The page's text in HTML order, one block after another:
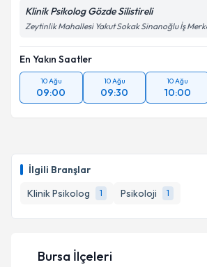
İlgili Branşlar
Klinik Psikolog
1 Psikoloji 1
Klinik Psikolog Gözde Silistireli
Zeytinlik Mahallesi Yakut Sokak Sinanoğlu İş
En Yakın Saatler
10 Ağu
09:00
10 Ağu
09:30
10 Ağu
10:00
Bursa İlçeleri